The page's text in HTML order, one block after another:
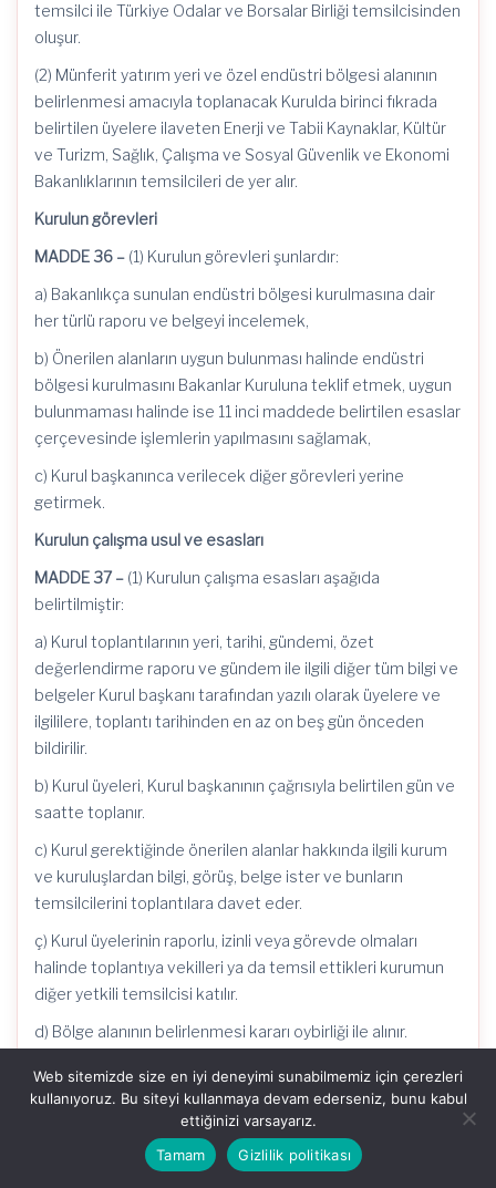
temsilci ile Türkiye Odalar ve Borsalar Birliği temsilcisinden
oluşur.
(2) Münferit yatırım yeri ve özel endüstri bölgesi alanının
belirlenmesi amacıyla toplanacak Kurulda birinci fıkrada
belirtilen üyelere ilaveten Enerji ve Tabii Kaynaklar, Kültür
ve Turizm, Sağlık, Çalışma ve Sosyal Güvenlik ve Ekonomi
Bakanlıklarının temsilcileri de yer alır.
Kurulun görevleri
MADDE 36 – (1) Kurulun görevleri şunlardır:
a) Bakanlıkça sunulan endüstri bölgesi kurulmasına dair
her türlü raporu ve belgeyi incelemek,
b) Önerilen alanların uygun bulunması halinde endüstri
bölgesi kurulmasını Bakanlar Kuruluna teklif etmek, uygun
bulunmaması halinde ise 11 inci maddede belirtilen esaslar
çerçevesinde işlemlerin yapılmasını sağlamak,
c) Kurul başkanınca verilecek diğer görevleri yerine
getirmek.
Kurulun çalışma usul ve esasları
MADDE 37 – (1) Kurulun çalışma esasları aşağıda
belirtilmiştir:
a) Kurul toplantılarının yeri, tarihi, gündemi, özet
değerlendirme raporu ve gündem ile ilgili diğer tüm bilgi ve
belgeler Kurul başkanı tarafından yazılı olarak üyelere ve
ilgililere, toplantı tarihinden en az on beş gün önceden
bildirilir.
b) Kurul üyeleri, Kurul başkanının çağrısıyla belirtilen gün ve
saatte toplanır.
c) Kurul gerektiğinde önerilen alanlar hakkında ilgili kurum
ve kuruluşlardan bilgi, görüş, belge ister ve bunların
temsilcilerini toplantılara davet eder.
ç) Kurul üyelerinin raporlu, izinli veya görevde olmaları
halinde toplantıya vekilleri ya da temsil ettikleri kurumun
diğer yetkili temsilcisi katılır.
d) Bölge alanının belirlenmesi kararı oybirliği ile alınır.
e) Toplantıda çekimser oy kullanılmaz.
f) Gerektiğinde müteakip kurul toplantısı için toplantıda
karar alınır ise yazılı çağrıya gerek kalmaz.
g) Her üye toplantıya, önerilen alana ilişkin tüm bilgileri
Web sitemizde size en iyi deneyimi sunabilmemiz için çerezleri
kullanıyoruz. Bu siteyi kullanmaya devam ederseniz, bunu kabul
ettiğinizi varsayarız.
Tamam
Gizlilik politikası